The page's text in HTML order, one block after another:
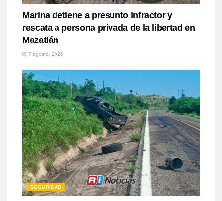
Marina detiene a presunto infractor y
rescata a persona privada de la libertad en
Mazatlán
7 agosto, 2026
SEGURIDAD